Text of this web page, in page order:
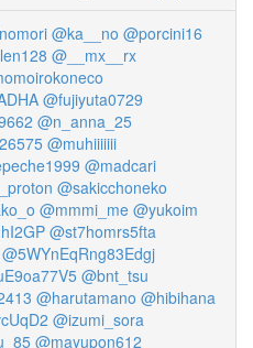
@ka__no @porcini16
@__mx__rx
@fujiyuta0729
@n_anna_25
@muhiiiiiii
@madcari
@sakicchoneko
@mmmi_me @yukoim
@st7homrs5fta
@5WYnEqRng83Edgj
@bnt_tsu
@harutamano @hibihana
@izumi_sora
@mayupon612